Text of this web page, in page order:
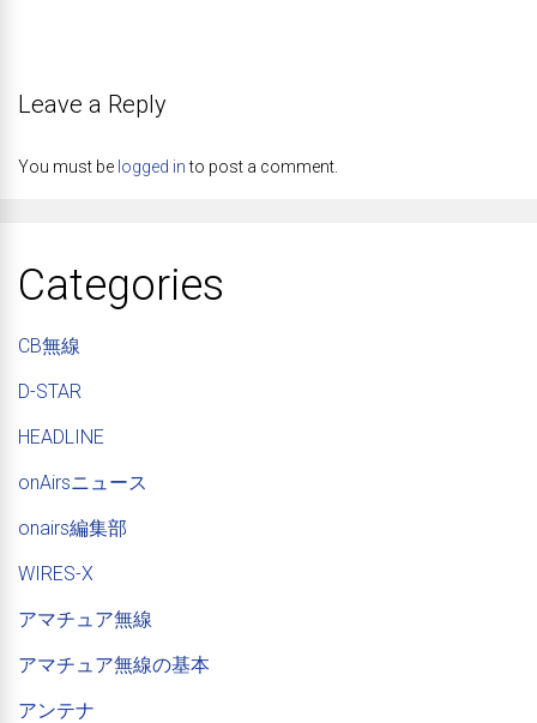
Leave a Reply
You must be logged into post a comment.
Categories
CB無線
D-STAR
HEADLINE
onAirsニュース
onairs編集部
WIRES-X
アマチュア無線
アマチュア無線の基本
アンテナ